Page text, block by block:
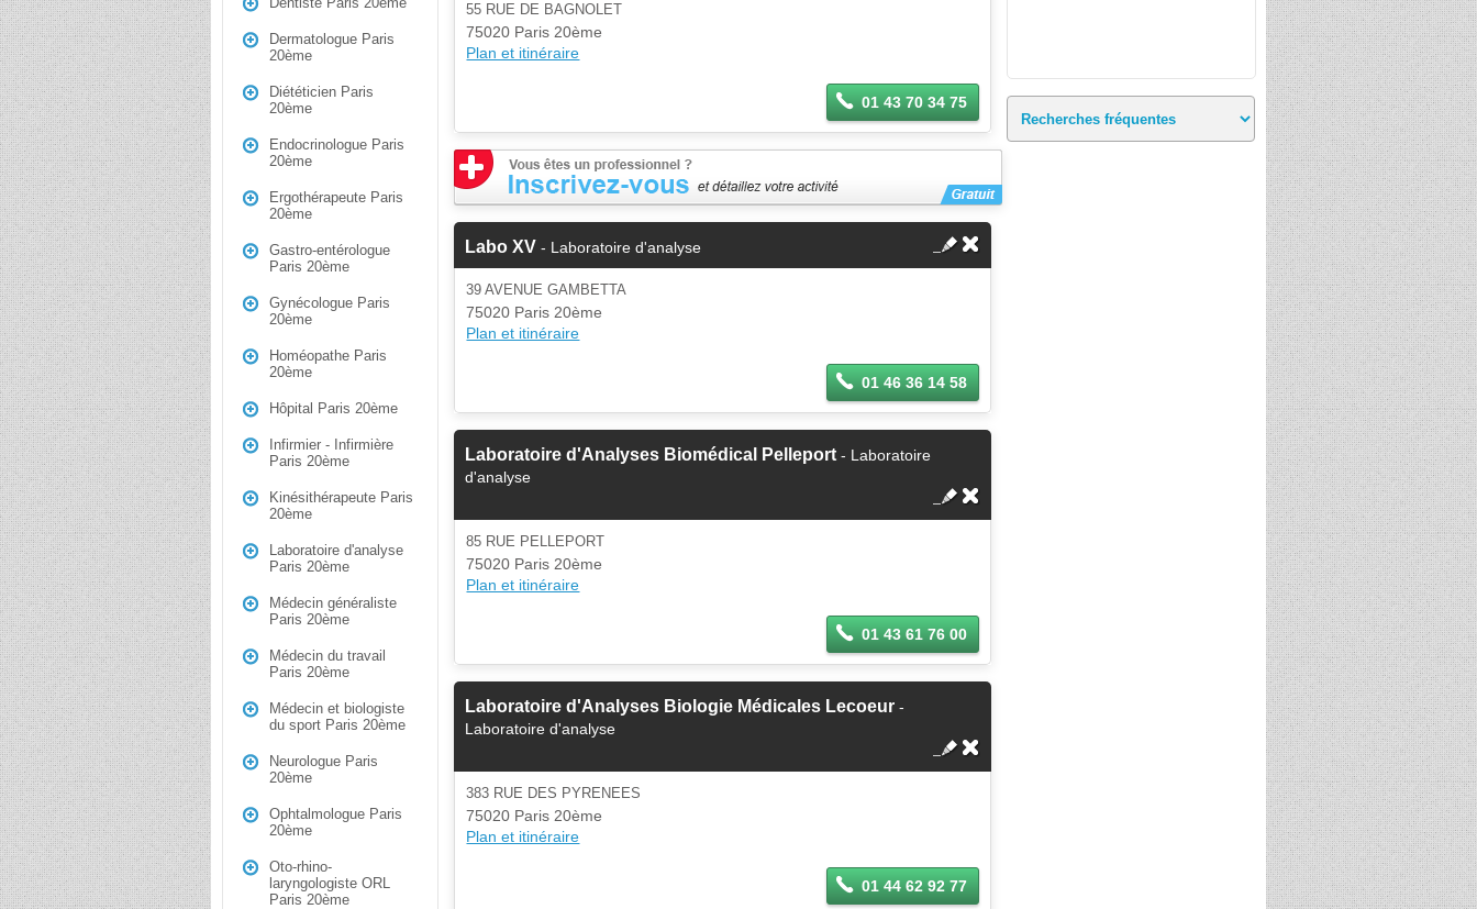
Dermatologue Paris
20ème
Diététicien Paris
20ème
Endocrinologue Paris
20ème
Ergothérapeute Paris
20ème
Gastro-entérologue
Paris 20ème
Gynécologue Paris
20ème
Homéopathe Paris
20ème
Hôpital Paris 20ème
Infirmier - Infirmière
Paris 20ème
Kinésithérapeute Paris
20ème
Laboratoire d'analyse
Paris 20ème
Médecin généraliste
Paris 20ème
Médecin du travail
Paris 20ème
Médecin et biologiste
du sport Paris 20ème
Neurologue Paris
20ème
Ophtalmologue Paris
20ème
Oto-rhino-
laryngologiste ORL
Paris 20ème
55 RUE DE BAGNOLET
75020 Paris 20ème
Plan et itinéraire
01 43 70 34 75
Labo XV - Laboratoire d'analyse
39 AVENUE GAMBETTA
75020 Paris 20ème
Plan et itinéraire
01 46 36 14 58
Laboratoire d'Analyses Biomédical Pelleport - Laboratoire
d'analyse
85 RUE PELLEPORT
75020 Paris 20ème
Plan et itinéraire
01 43 61 76 00
Laboratoire d'Analyses Biologie Médicales Lecoeur -
Laboratoire d'analyse
383 RUE DES PYRENEES
75020 Paris 20ème
Plan et itinéraire
01 44 62 92 77